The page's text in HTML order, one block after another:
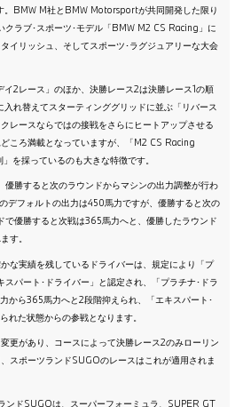
。BMW M社とBMW Motorsportが共同開発した限り
クラブ･スポーツ･モデル「BMW M2 CS Racing」に
イリッシュ、そしてスポーツ･ラグジュアリーな大会
イ2レース」のほか、決勝レース2は決勝レース1の順
れ替えてスターティンググリッドに並ぶ「リバース
レースならではの接戦をさらにヒートアップさせる
ころ満載となっていますが、「M2 CS Racing
を採っているのも大きな特徴です。
優勝すると次のラウンドからマシンの出力調整が行わ
デフォルトの出力は450馬力ですが、優勝すると次の
優勝すると次戦は365馬力へと、優勝したラウンド
す。
な実績を残しているドライバーは、規定により「プ
スパート･ドライバー」と認定され、「プラチナ･ドラ
から365馬力へと2段階抑えられ、「エキスパート･
れた状態からの参戦となります。
更があり、コースによって決勝レース2のみローリン
スポーツランドSUGOのレースはこれが適用されま
ンドSUGOは、スーパーフォーミュラ、SUPER GT